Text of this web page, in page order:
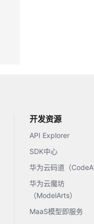
开发资源
API Explorer
SDK中心
华为云码道（
华为云魔坊
（ModelArts）
MaaS模型即服务